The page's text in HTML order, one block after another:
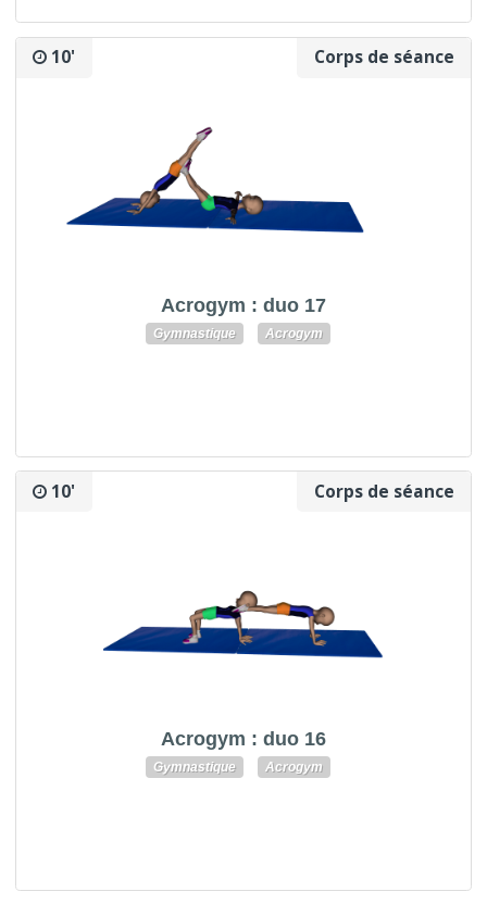
Corps de séance
10'
Acrogym : duo 17
Gymnastique Acrogym
Corps de séance
10'
Acrogym : duo 16
Gymnastique Acrogym